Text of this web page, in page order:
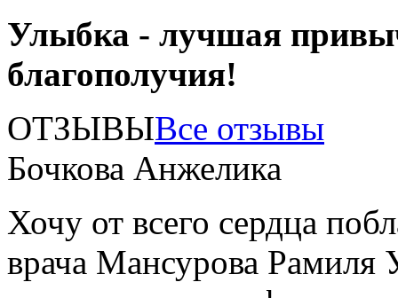
Улыбка - лучшая
благополучия!
ОТЗЫВЫВсе отзывы
Бочкова Анжелика
Хочу от всего сердца
врача Мансурова Рамиля